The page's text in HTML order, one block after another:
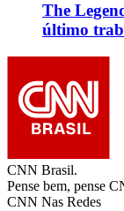
The
último
CNN Brasil.
Pense bem, pense
CNN Nas Redes